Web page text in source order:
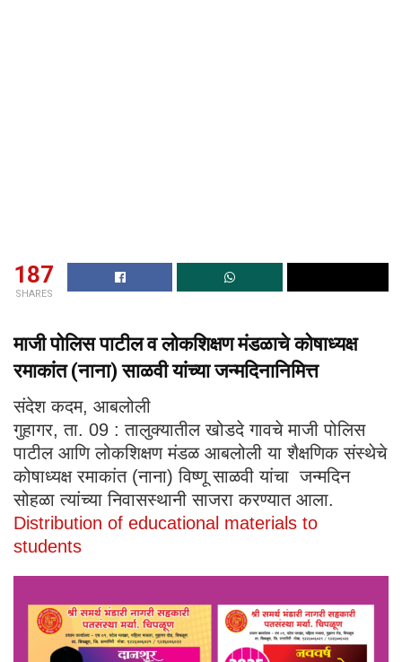
187
SHARES
माजी पोलिस पाटील व लोकशिक्षण मंडळाचे कोषाध्यक्ष
रमाकांत (नाना) साळवी यांच्या जन्मदिनानिमित्त
संदेश कदम, आबलोली
गुहागर, ता. 09 : तालुक्यातील खोडदे गावचे माजी पोलिस
पाटील आणि लोकशिक्षण मंडळ आबलोली या शैक्षणिक संस्थेचे
कोषाध्यक्ष रमाकांत (नाना) विष्णू साळवी यांचा जन्मदिन
सोहळा त्यांच्या निवासस्थानी साजरा करण्यात आला.
Distribution of educational materials to
students